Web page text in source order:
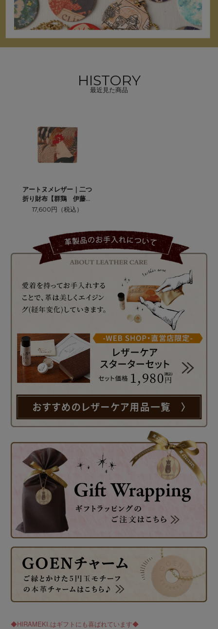
HISTORY
最近見た商品
アートヌメレザー｜二つ
折り財布【群鶏 伊藤若
冲】
17,600円（税込）
◆HIRAMEKI.はギフトにも喜ばれています◆